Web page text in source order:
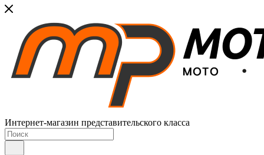
Интернет-магазин представительского класса